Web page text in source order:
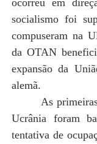
socialismo foi
compuseram na
da OTAN
expansão da
alemã.
As
Ucrânia foram
tentativa de